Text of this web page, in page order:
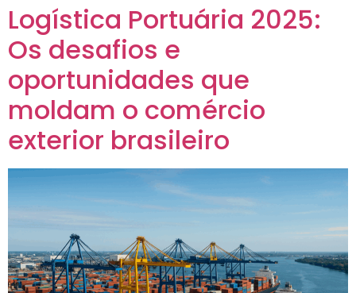
Logística Portuária 2025:
Os desafios e
oportunidades que
moldam o comércio
exterior brasileiro